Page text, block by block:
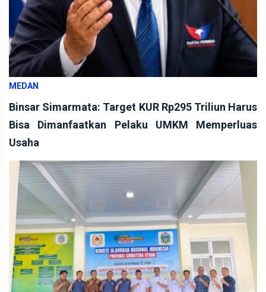
MEDAN
Binsar Simarmata: Target KUR Rp295 Triliun Harus
Bisa Dimanfaatkan Pelaku UMKM Memperluas
Usaha